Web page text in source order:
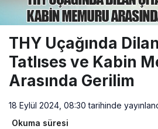
THY Uçağında
Tatlıses ve Kabin
Arasında Gerilim
18 Eylül 2024, 08:30 tarihinde
Okuma süresi